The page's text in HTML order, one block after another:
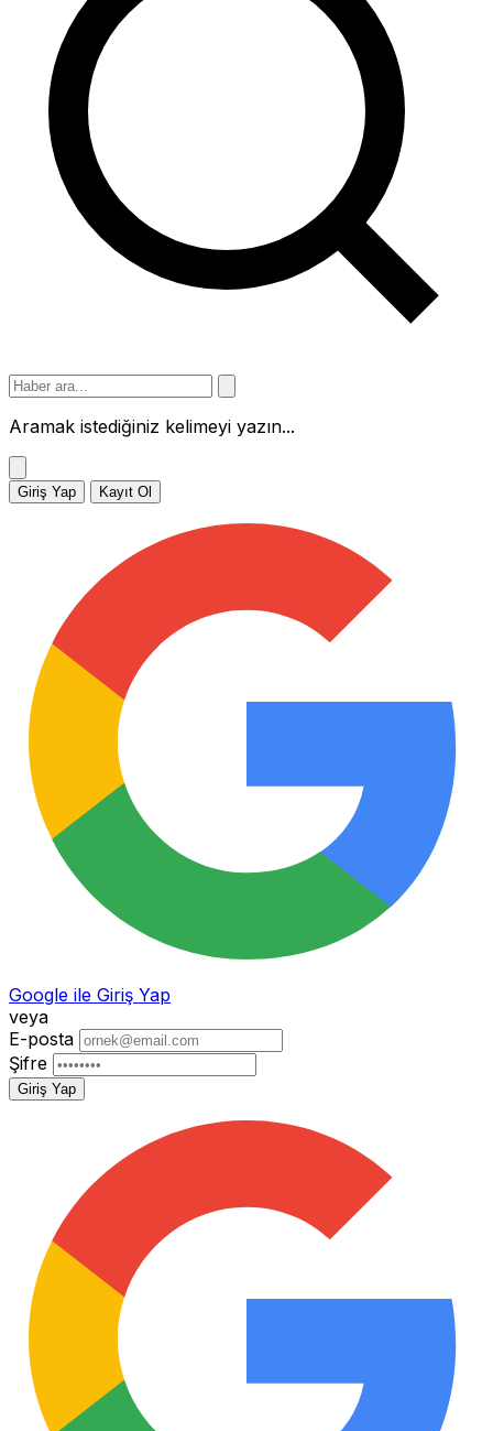
Aramak istediğiniz kelimeyi yazın...
Giriş Yap Kayıt Ol
Google ile Giriş Yap
veya
E-posta
Şifre
Giriş Yap